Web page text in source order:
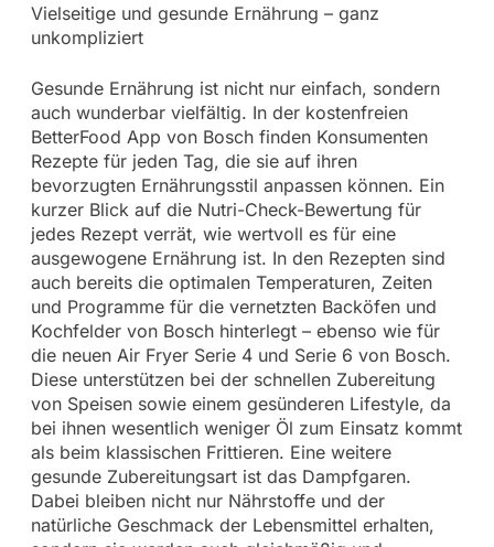
Vielseitige und gesunde Ernährung – ganz
unkompliziert
Gesunde Ernährung ist nicht nur einfach, sondern
auch wunderbar vielfältig. In der kostenfreien
BetterFood App von Bosch finden Konsumenten
Rezepte für jeden Tag, die sie auf ihren
bevorzugten Ernährungsstil anpassen können. Ein
kurzer Blick auf die Nutri-Check-Bewertung für
jedes Rezept verrät, wie wertvoll es für eine
ausgewogene Ernährung ist. In den Rezepten sind
auch bereits die optimalen Temperaturen, Zeiten
und Programme für die vernetzten Backöfen und
Kochfelder von Bosch hinterlegt – ebenso wie für
die neuen Air Fryer Serie 4 und Serie 6 von Bosch.
Diese unterstützen bei der schnellen Zubereitung
von Speisen sowie einem gesünderen Lifestyle, da
bei ihnen wesentlich weniger Öl zum Einsatz kommt
als beim klassischen Frittieren. Eine weitere
gesunde Zubereitungsart ist das Dampfgaren.
Dabei bleiben nicht nur Nährstoffe und der
natürliche Geschmack der Lebensmittel erhalten,